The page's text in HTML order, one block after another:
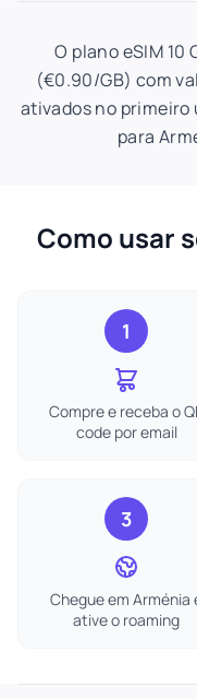
O plano eSIM 10
(€0.90/GB) com
ativados no primeiro
para
Como usar
1
Compre e receba o
code por email
3
Chegue em Arménia
ative o roaming